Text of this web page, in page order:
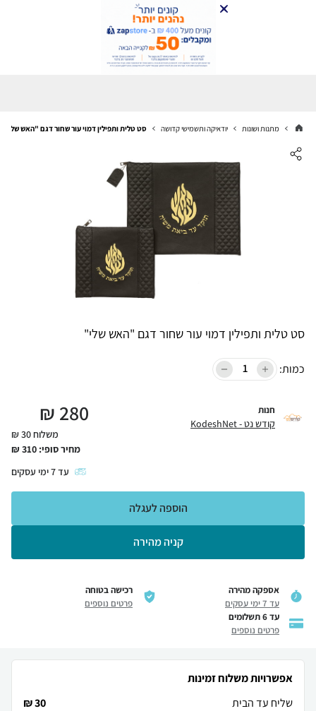
מתנות ושונות יודאיקה ותשמישי קדושה סט טלית ותפילין דמוי עור שחור דגם "האש שלי"
סט טלית ותפילין דמוי עור שחור דגם "האש שלי"
כמות:
חנות
קודש נט - KodeshNet 280
₪
משלוח 30 ₪
מחיר סופי: 310
₪
עד7ימי עסקים
קניה מהירה
הוספה לעגלה
אספקה מהירה
עד 7 ימי עסקים
רכישה בטוחה
פרטים נוספים
עד 6 תשלומים
פרטים נוספים
אפשרויות משלוח זמינות
שליח עד הבית
30 ₪